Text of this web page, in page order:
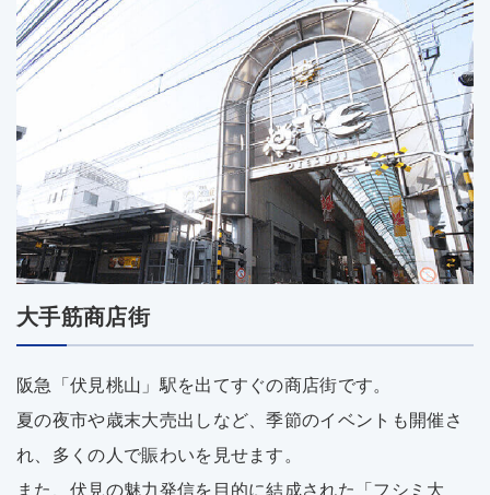
大手筋商店街
阪急「伏見桃山」駅を出てすぐの商店街です。
夏の夜市や歳末大売出しなど、季節のイベントも開催さ
れ、多くの人で賑わいを見せます。
また、伏見の魅力発信を目的に結成された「フシミ大